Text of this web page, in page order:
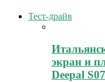
Тест-драйв
экран и
Deepal S07